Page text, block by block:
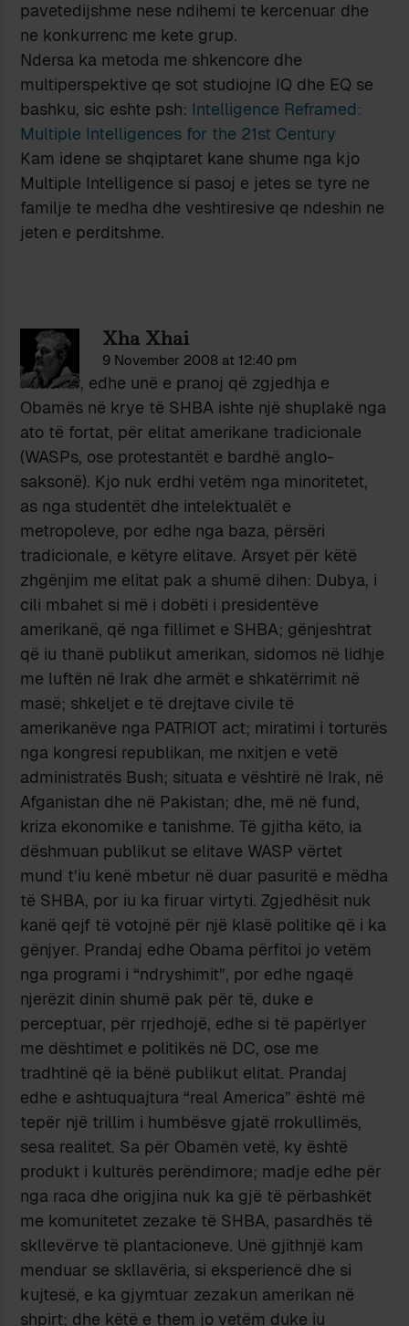
pavetedijshme nese ndihemi te kercenuar dhe
ne konkurrenc me kete grup.
Ndersa ka metoda me shkencore dhe
multiperspektive qe sot studiojne IQ dhe EQ se
bashku, sic eshte psh: Intelligence Reframed:
Multiple Intelligences for the 21st Century
Kam idene se shqiptaret kane shume nga kjo
Multiple Intelligence si pasoj e jetes se tyre ne
familje te medha dhe veshtiresive qe ndeshin ne
jeten e perditshme.
Xha Xhai
9 November 2008 at 12:40 pm
I dashur, edhe unë e pranoj që zgjedhja e
Obamës në krye të SHBA ishte një shuplakë nga
ato të fortat, për elitat amerikane tradicionale
(WASPs, ose protestantët e bardhë anglo-
saksonë). Kjo nuk erdhi vetëm nga minoritetet,
as nga studentët dhe intelektualët e
metropoleve, por edhe nga baza, përsëri
tradicionale, e këtyre elitave. Arsyet për këtë
zhgënjim me elitat pak a shumë dihen: Dubya, i
cili mbahet si më i dobëti i presidentëve
amerikanë, që nga fillimet e SHBA; gënjeshtrat
që iu thanë publikut amerikan, sidomos në lidhje
me luftën në Irak dhe armët e shkatërrimit në
masë; shkeljet e të drejtave civile të
amerikanëve nga PATRIOT act; miratimi i torturës
nga kongresi republikan, me nxitjen e vetë
administratës Bush; situata e vështirë në Irak, në
Afganistan dhe në Pakistan; dhe, më në fund,
kriza ekonomike e tanishme. Të gjitha këto, ia
dëshmuan publikut se elitave WASP vërtet
mund t’iu kenë mbetur në duar pasuritë e mëdha
të SHBA, por iu ka firuar virtyti. Zgjedhësit nuk
kanë qejf të votojnë për një klasë politike që i ka
gënjyer. Prandaj edhe Obama përfitoi jo vetëm
nga programi i “ndryshimit”, por edhe ngaqë
njerëzit dinin shumë pak për të, duke e
perceptuar, për rrjedhojë, edhe si të papërlyer
me dështimet e politikës në DC, ose me
tradhtinë që ia bënë publikut elitat. Prandaj
edhe e ashtuquajtura “real America” është më
tepër një trillim i humbësve gjatë rrokullimës,
sesa realitet. Sa për Obamën vetë, ky është
produkt i kulturës perëndimore; madje edhe për
nga raca dhe origjina nuk ka gjë të përbashkët
me komunitetet zezake të SHBA, pasardhës të
skllevërve të plantacioneve. Unë gjithnjë kam
menduar se skllavëria, si eksperiencë dhe si
kujtesë, e ka gjymtuar zezakun amerikan në
shpirt; dhe këtë e them jo vetëm duke iu